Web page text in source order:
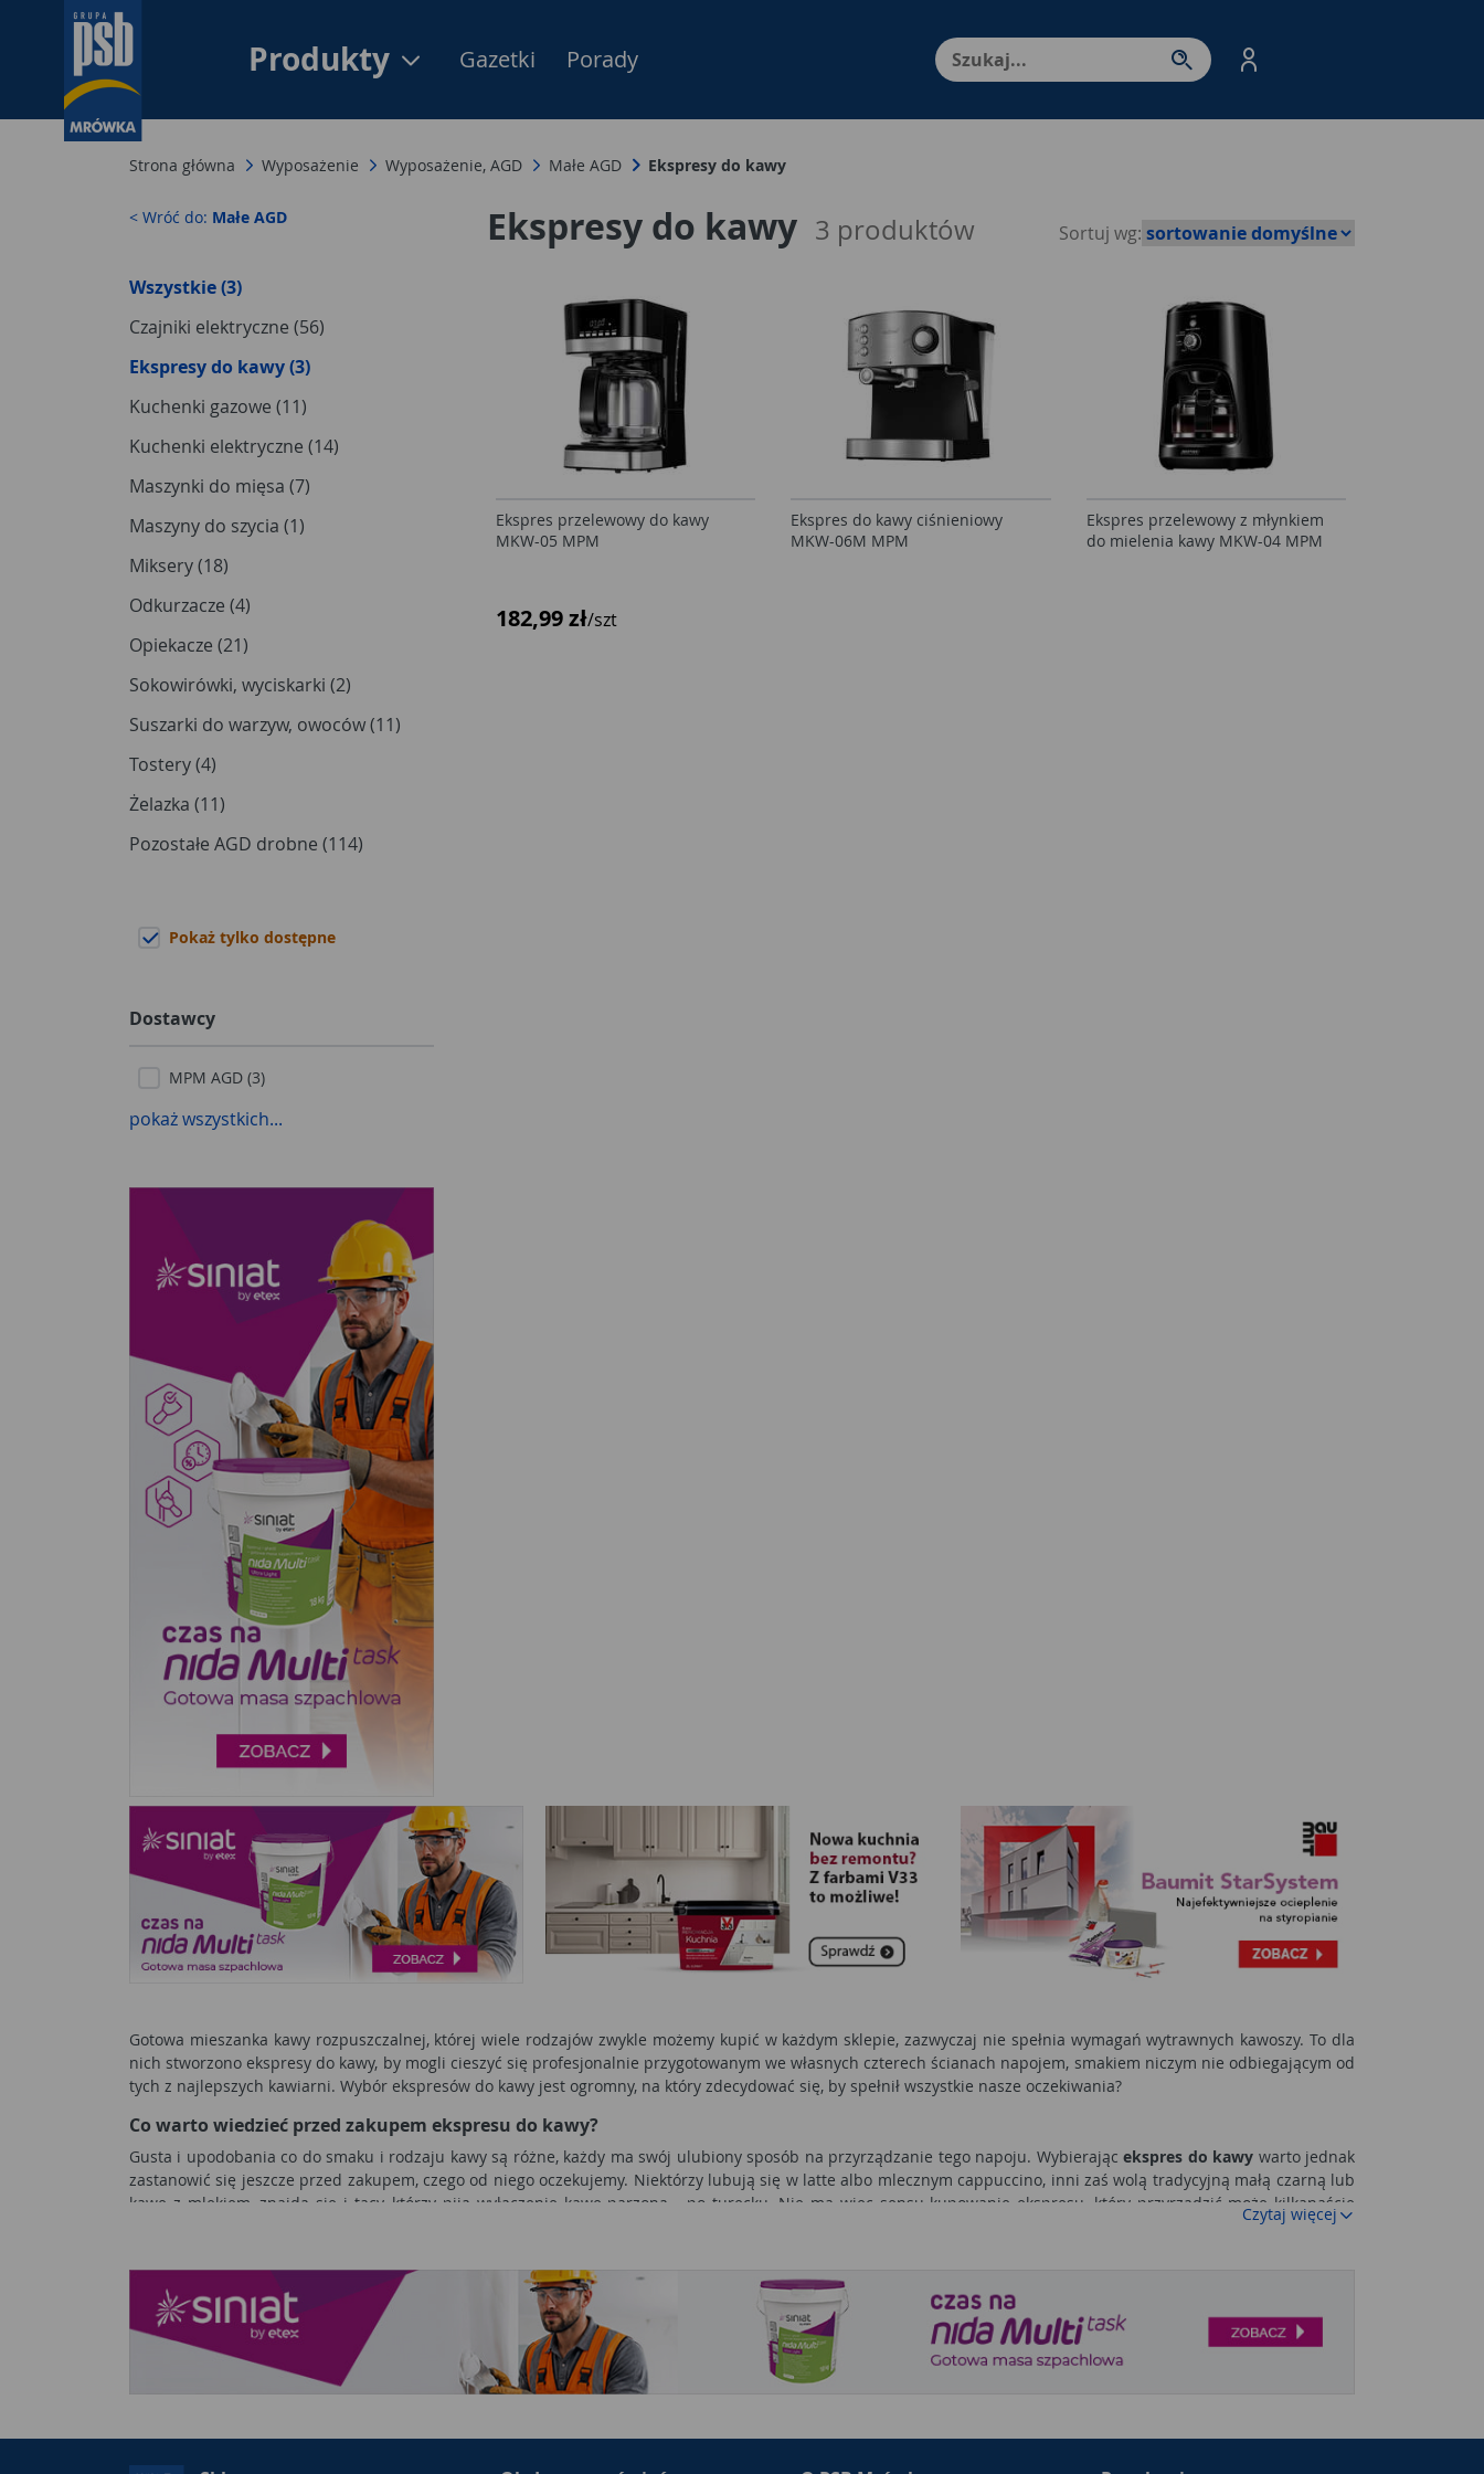
Produkty Menu Produktów, nawigacja: Enter - przejdź do strony produktów. Spacja – otwórz/
Gazetki Porady
Strona główna Wyposażenie Wyposażenie, AGD Małe AGD Ekspresy do kawy
< Wróć do: Małe AGD
Wszystkie (3)
Czajniki elektryczne (56)
Ekspresy do kawy (3)
Kuchenki gazowe (11)
Kuchenki elektryczne (14)
Maszynki do mięsa (7)
Maszyny do szycia (1)
Miksery (18)
Odkurzacze (4)
Opiekacze (21)
Sokowirówki, wyciskarki (2)
Suszarki do warzyw, owoców (11)
Tostery (4)
Żelazka (11)
Pozostałe AGD drobne (114)
Pokaż tylko dostępne
Dostawcy
MPM AGD (3)
pokaż wszystkich...
Ekspresy do kawy 3 produktów Sortuj wg:
Ekspres przelewowy do kawy
MKW-05 MPM
182,99 zł/szt
Ekspres do kawy ciśnieniowy
MKW-06M MPM
Ekspres przelewowy z młynkiem
do mielenia kawy MKW-04 MPM
Gotowa mieszanka kawy rozpuszczalnej, której wiele rodzajów zwykle możemy kupić w każdym sklepie, zazwyczaj nie spełnia wymagań wytrawnych kawoszy. To dla
nich stworzono ekspresy do kawy, by mogli cieszyć się profesjonalnie przygotowanym we własnych czterech ścianach napojem, smakiem niczym nie odbiegającym od
tych z najlepszych kawiarni. Wybór ekspresów do kawy jest ogromny, na który zdecydować się, by spełnił wszystkie nasze oczekiwania?
Co warto wiedzieć przed zakupem ekspresu do kawy?
Gusta i upodobania co do smaku i rodzaju kawy są różne, każdy ma swój ulubiony sposób na przyrządzanie tego napoju. Wybierającekspres do kawy warto jednak
zastanowić się jeszcze przed zakupem, czego od niego oczekujemy. Niektórzy lubują się w latte albo mlecznym cappuccino, inni zaś wolą tradycyjną małą czarną lub
kawę z mlekiem, znajdą się i tacy, którzy piją wyłączenie kawę parzoną - po turecku. Nie ma więc sensu kupowanie ekspresu, który przyrządzić może kilkanaście
rodzajów kaw, jeśli pijemy od wielu lat tylko espresso. Właśnie dlatego, dobrze jest znać swoje gusta jeszcze przed zakupem. Kiedy już wiemy, jakiego zakresu usług
turecku, a jaki zaparzy pyszne latte macchiato?
Ekspres przelewowy - dla wielbicieli prostoty
Ekspres przelewowy- nazywany niekiedy kawiarką, mokką lub kafeterką - jest najprostszym w budowie i obsłudze ekspresem niskociśnieniowym, kawa przez niego
przyrządzona w smaku przypomina tradycyjną kawę po turecku lub tak zwaną włoską - czyli najprostszą mieloną, zalaną wrzątkiem. Dzięki zastosowaniu filtra, nie
musimy jednak borykać się z problemem fusów. Zaletą ekspresów przelewowych jest prostota w obsłudze, tak naprawdę musimy tylko wsypać kawę i włączyć
inny ekspres, niestety będzie z tego względu zawierać także toksyny. Cały proces zajmie nawet kwadrans. Ten rodzaj ekspresu jest zwykle najtańszy, ale będzie
Czytaj więcej